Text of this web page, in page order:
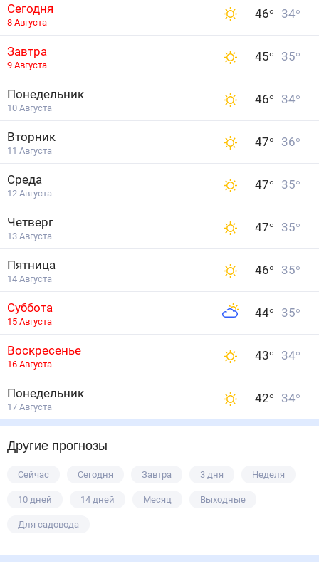
Сегодня
8 Августа
46° 34°
Завтра
9 Августа
45° 35°
Понедельник
10 Августа
46° 34°
Вторник
11 Августа
47° 36°
Среда
12 Августа
47° 35°
Четверг
13 Августа
47° 35°
Пятница
14 Августа
46° 35°
Суббота
15 Августа
44° 35°
Воскресенье
16 Августа
43° 34°
Понедельник
17 Августа
42° 34°
Другие прогнозы
Сейчас Сегодня Завтра 3 дня Неделя
10 дней 14 дней Месяц Выходные
Для садовода